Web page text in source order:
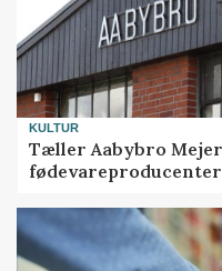
KULTUR
Tæller Aabybro